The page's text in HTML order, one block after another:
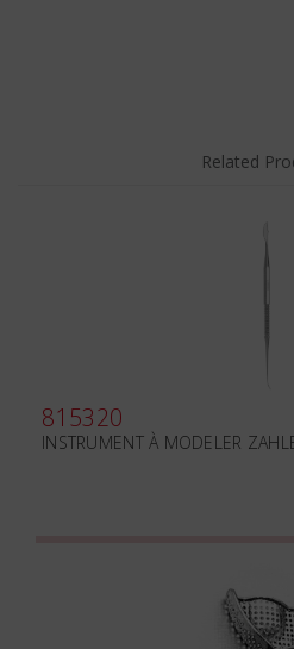
Related
815320
INSTRUMENT À MODELER